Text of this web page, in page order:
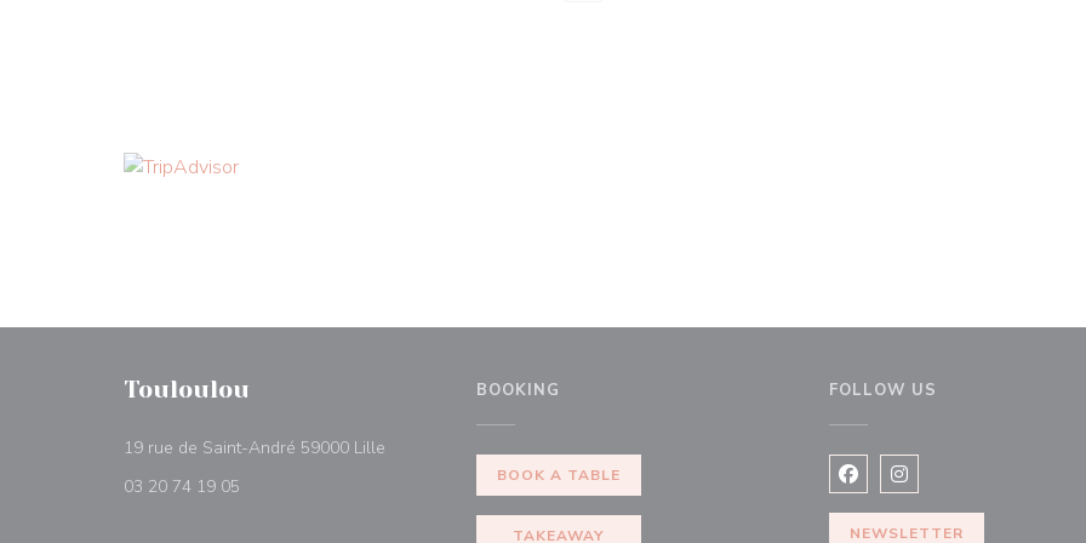
Touloulou
19 rue de Saint-André 59000 Lille
03 20 74 19 05
BOOKING
BOOK A TABLE
TAKEAWAY
FOLLOW US
Facebook ((opens in a new
Instagram ((opens in a
NEWSLETTER